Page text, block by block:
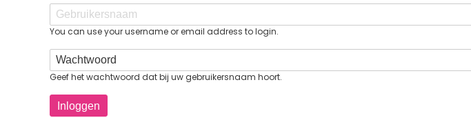
here:
Gebruikersnaam
You can use your username or email address to login.
Wachtwoord
Geef het wachtwoord dat bij uw gebruikersnaam hoort.